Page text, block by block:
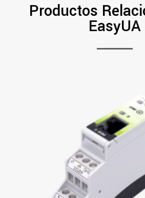
Productos
EasyUA